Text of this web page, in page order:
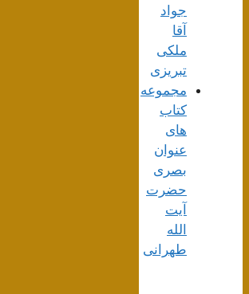
جواد
آقا
ملکی
تبریزی
مجموعه
کتاب
های
عنوان
بصری
حضرت
آیت
الله
طهرانی